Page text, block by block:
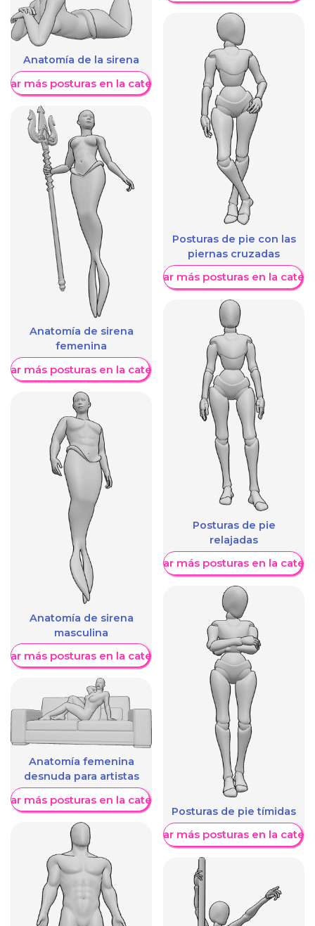
Anatomía de la sirena
más posturas en la categoría
Anatomía de sirena
femenina
más posturas en la categoría
Anatomía de sirena
masculina
más posturas en la categoría
Anatomía femenina
desnuda para artistas
más posturas en la categoría
Posturas de pie con las
piernas cruzadas
Mostrar más posturas en la
Posturas de pie
relajadas
Mostrar más posturas en la
Posturas de pie tímidas
Mostrar más posturas en la